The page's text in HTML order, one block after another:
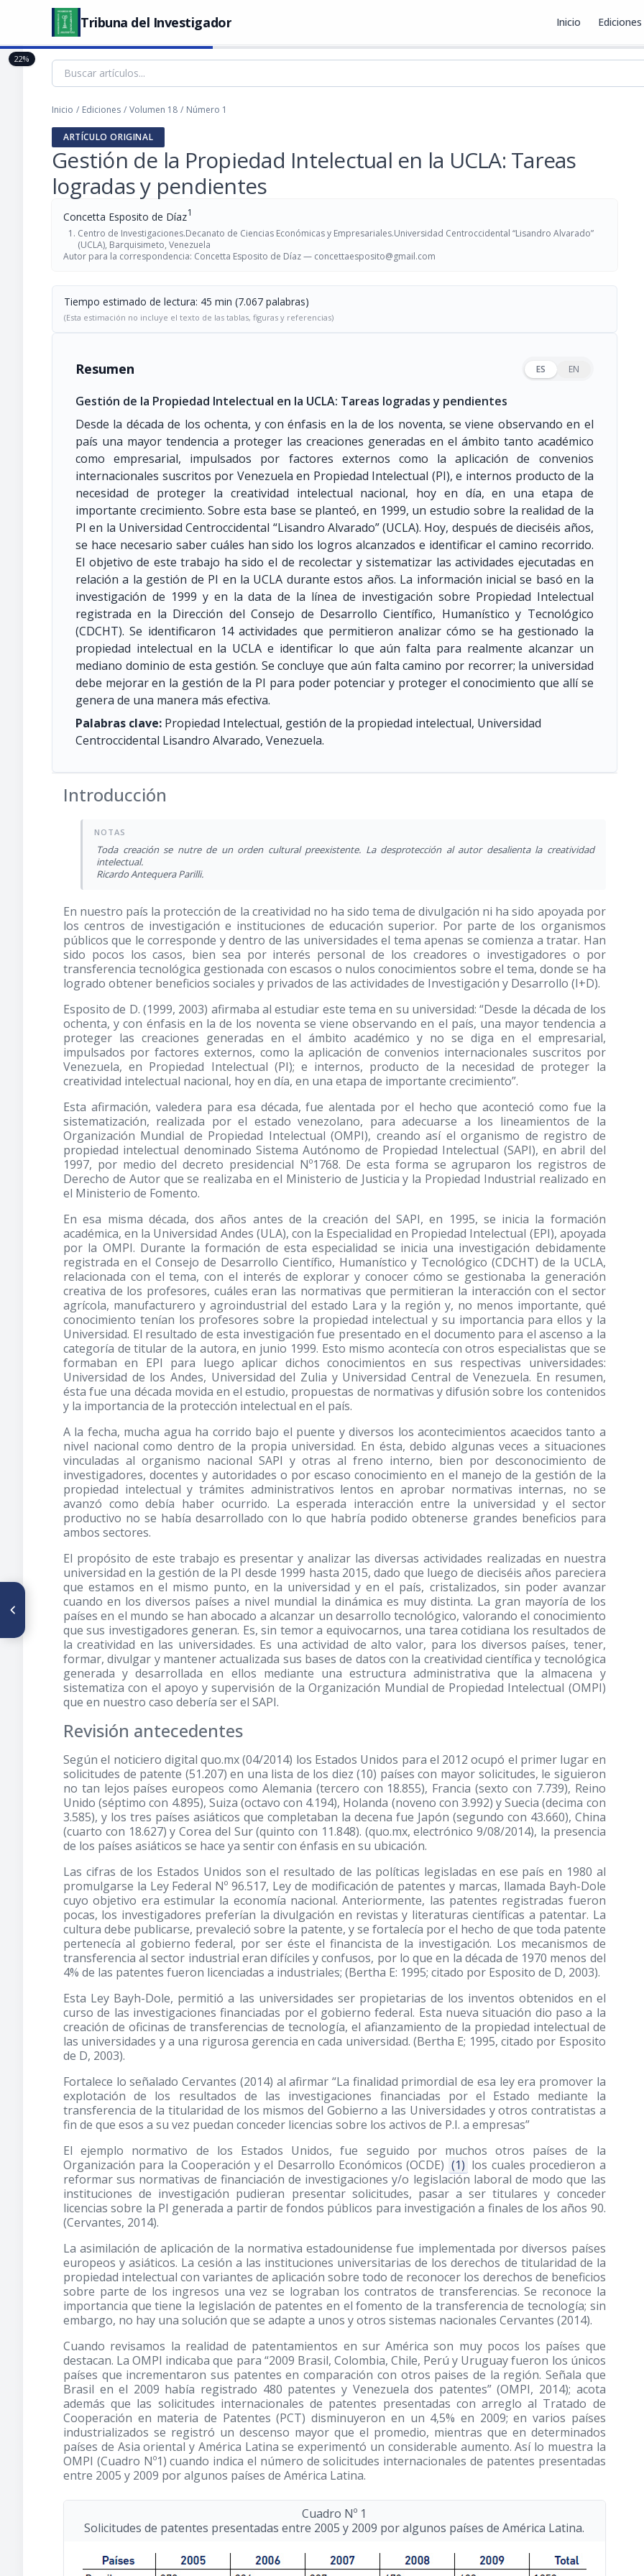
Tribuna del Investigador Inicio Ediciones
Inicio / Ediciones / Volumen 18 / Número 1
ARTÍCULO ORIGINAL
Gestión de la Propiedad Intelectual en la UCLA: Tareas
logradas y pendientes
Concetta Esposito de Díaz1
Centro de Investigaciones.Decanato de Ciencias Económicas y Empresariales.Universidad Centroccidental “Lisandro Alvarado”
(UCLA), Barquisimeto, Venezuela
Autor para la correspondencia: Concetta Esposito de Díaz — concettaesposito@gmail.com
Tiempo estimado de lectura: 45 min (7.067 palabras)
(Esta estimación no incluye el texto de las tablas, figuras y referencias)
Resumen ES EN
Gestión de la Propiedad Intelectual en la UCLA: Tareas logradas y pendientes
Desde la década de los ochenta, y con énfasis en la de los noventa, se viene observando en el
país una mayor tendencia a proteger las creaciones generadas en el ámbito tanto académico
como empresarial, impulsados por factores externos como la aplicación de convenios
internacionales suscritos por Venezuela en Propiedad Intelectual (PI), e internos producto de la
necesidad de proteger la creatividad intelectual nacional, hoy en día, en una etapa de
importante crecimiento. Sobre esta base se planteó, en 1999, un estudio sobre la realidad de la
PI en la Universidad Centroccidental “Lisandro Alvarado” (UCLA). Hoy, después de dieciséis años,
se hace necesario saber cuáles han sido los logros alcanzados e identificar el camino recorrido.
El objetivo de este trabajo ha sido el de recolectar y sistematizar las actividades ejecutadas en
relación a la gestión de PI en la UCLA durante estos años. La información inicial se basó en la
investigación de 1999 y en la data de la línea de investigación sobre Propiedad Intelectual
registrada en la Dirección del Consejo de Desarrollo Científico, Humanístico y Tecnológico
(CDCHT). Se identificaron 14 actividades que permitieron analizar cómo se ha gestionado la
propiedad intelectual en la UCLA e identificar lo que aún falta para realmente alcanzar un
mediano dominio de esta gestión. Se concluye que aún falta camino por recorrer; la universidad
debe mejorar en la gestión de la PI para poder potenciar y proteger el conocimiento que allí se
genera de una manera más efectiva.
Palabras clave: Propiedad Intelectual, gestión de la propiedad intelectual, Universidad
Centroccidental Lisandro Alvarado, Venezuela.
Introducción
Toda creación se nutre de un orden cultural preexistente. La desprotección al autor desalienta la creatividad
intelectual.
Ricardo Antequera Parilli.
En nuestro país la protección de la creatividad no ha sido tema de divulgación ni ha sido apoyada por
los centros de investigación e instituciones de educación superior. Por parte de los organismos
públicos que le corresponde y dentro de las universidades el tema apenas se comienza a tratar. Han
sido pocos los casos, bien sea por interés personal de los creadores o investigadores o por
transferencia tecnológica gestionada con escasos o nulos conocimientos sobre el tema, donde se ha
logrado obtener beneficios sociales y privados de las actividades de Investigación y Desarrollo (I+D).
Esposito de D. (1999, 2003) afirmaba al estudiar este tema en su universidad: “Desde la década de los
ochenta, y con énfasis en la de los noventa se viene observando en el país, una mayor tendencia a
proteger las creaciones generadas en el ámbito académico y no se diga en el empresarial,
impulsados por factores externos, como la aplicación de convenios internacionales suscritos por
Venezuela, en Propiedad Intelectual (PI); e internos, producto de la necesidad de proteger la
creatividad intelectual nacional, hoy en día, en una etapa de importante crecimiento”.
Esta afirmación, valedera para esa década, fue alentada por el hecho que aconteció como fue la
sistematización, realizada por el estado venezolano, para adecuarse a los lineamientos de la
Organización Mundial de Propiedad Intelectual (OMPI), creando así el organismo de registro de
propiedad intelectual denominado Sistema Autónomo de Propiedad Intelectual (SAPI), en abril del
1997, por medio del decreto presidencial Nº1768. De esta forma se agruparon los registros de
Derecho de Autor que se realizaba en el Ministerio de Justicia y la Propiedad Industrial realizado en
el Ministerio de Fomento.
En esa misma década, dos años antes de la creación del SAPI, en 1995, se inicia la formación
académica, en la Universidad Andes (ULA), con la Especialidad en Propiedad Intelectual (EPI), apoyada
por la OMPI. Durante la formación de esta especialidad se inicia una investigación debidamente
registrada en el Consejo de Desarrollo Científico, Humanístico y Tecnológico (CDCHT) de la UCLA,
relacionada con el tema, con el interés de explorar y conocer cómo se gestionaba la generación
creativa de los profesores, cuáles eran las normativas que permitieran la interacción con el sector
agrícola, manufacturero y agroindustrial del estado Lara y la región y, no menos importante, qué
conocimiento tenían los profesores sobre la propiedad intelectual y su importancia para ellos y la
Universidad. El resultado de esta investigación fue presentado en el documento para el ascenso a la
categoría de titular de la autora, en junio 1999. Esto mismo acontecía con otros especialistas que se
formaban en EPI para luego aplicar dichos conocimientos en sus respectivas universidades:
Universidad de los Andes, Universidad del Zulia y Universidad Central de Venezuela. En resumen,
ésta fue una década movida en el estudio, propuestas de normativas y difusión sobre los contenidos
y la importancia de la protección intelectual en el país.
A la fecha, mucha agua ha corrido bajo el puente y diversos los acontecimientos acaecidos tanto a
nivel nacional como dentro de la propia universidad. En ésta, debido algunas veces a situaciones
vinculadas al organismo nacional SAPI y otras al freno interno, bien por desconocimiento de
investigadores, docentes y autoridades o por escaso conocimiento en el manejo de la gestión de la
propiedad intelectual y trámites administrativos lentos en aprobar normativas internas, no se
avanzó como debía haber ocurrido. La esperada interacción entre la universidad y el sector
productivo no se había desarrollado con lo que habría podido obtenerse grandes beneficios para
ambos sectores.
El propósito de este trabajo es presentar y analizar las diversas actividades realizadas en nuestra
universidad en la gestión de la PI desde 1999 hasta 2015, dado que luego de dieciséis años pareciera
que estamos en el mismo punto, en la universidad y en el país, cristalizados, sin poder avanzar
cuando en los diversos países a nivel mundial la dinámica es muy distinta. La gran mayoría de los
países en el mundo se han abocado a alcanzar un desarrollo tecnológico, valorando el conocimiento
que sus investigadores generan. Es, sin temor a equivocarnos, una tarea cotidiana los resultados de
la creatividad en las universidades. Es una actividad de alto valor, para los diversos países, tener,
formar, divulgar y mantener actualizada sus bases de datos con la creatividad científica y tecnológica
generada y desarrollada en ellos mediante una estructura administrativa que la almacena y
sistematiza con el apoyo y supervisión de la Organización Mundial de Propiedad Intelectual (OMPI)
que en nuestro caso debería ser el SAPI.
Revisión antecedentes
Según el noticiero digital quo.mx (04/2014) los Estados Unidos para el 2012 ocupó el primer lugar en
solicitudes de patente (51.207) en una lista de los diez(10) países con mayor solicitudes, le siguieron
no tan lejos países europeos como Alemania (tercero con 18.855), Francia (sexto con 7.739), Reino
Unido (séptimo con 4.895), Suiza (octavo con 4.194), Holanda (noveno con 3.992) y Suecia (decima con
3.585), y los tres países asiáticos que completaban la decena fue Japón (segundo con 43.660), China
(cuarto con 18.627) y Corea del Sur (quinto con 11.848). (quo.mx, electrónico 9/08/2014), la presencia
de los países asiáticos se hace ya sentir con énfasis en su ubicación.
Las cifras de los Estados Unidos son el resultado de las políticas legisladas en ese país en 1980 al
promulgarse la Ley Federal Nº 96.517, Ley de modificación de patentes y marcas, llamada Bayh-Dole
cuyo objetivo era estimular la economía nacional. Anteriormente, las patentes registradas fueron
pocas, los investigadores preferían la divulgación en revistas y literaturas científicas a patentar. La
cultura debe publicarse, prevaleció sobre la patente, y se fortalecía por el hecho de que toda patente
pertenecía al gobierno federal, por ser éste el financista de la investigación. Los mecanismos de
transferencia al sector industrial eran difíciles y confusos, por lo que en la década de 1970 menos del
4% de las patentes fueron licenciadas a industriales; (Bertha E: 1995; citado por Esposito de D, 2003).
Esta Ley Bayh-Dole, permitió a las universidades ser propietarias de los inventos obtenidos en el
curso de las investigaciones financiadas por el gobierno federal. Esta nueva situación dio paso a la
creación de oficinas de transferencias de tecnología, el afianzamiento de la propiedad intelectual de
las universidades y a una rigurosa gerencia en cada universidad. (Bertha E; 1995, citado por Esposito
de D, 2003).
Fortalece lo señalado Cervantes (2014) al afirmar “La finalidad primordial de esa ley era promover la
explotación de los resultados de las investigaciones financiadas por el Estado mediante la
transferencia de la titularidad de los mismos del Gobierno a las Universidades y otros contratistas a
fin de que esos a su vez puedan conceder licencias sobre los activos de P.I. a empresas”
El ejemplo normativo de los Estados Unidos, fue seguido por muchos otros países de la
Organización para la Cooperación y el Desarrollo Económicos (OCDE) (1) los cuales procedieron a
reformar sus normativas de financiación de investigaciones y/o legislación laboral de modo que las
instituciones de investigación pudieran presentar solicitudes, pasar a ser titulares y conceder
licencias sobre la PI generada a partir de fondos públicos para investigación a finales de los años 90.
(Cervantes, 2014).
La asimilación de aplicación de la normativa estadounidense fue implementada por diversos países
europeos y asiáticos. La cesión a las instituciones universitarias de los derechos de titularidad de la
propiedad intelectual con variantes de aplicación sobre todo de reconocer los derechos de beneficios
sobre parte de los ingresos una vez se lograban los contratos de transferencias. Se reconoce la
importancia que tiene la legislación de patentes en el fomento de la transferencia de tecnología; sin
embargo, no hay una solución que se adapte a unos y otros sistemas nacionales Cervantes (2014).
Cuando revisamos la realidad de patentamientos en sur América son muy pocos los países que
destacan. La OMPI indicaba que para “2009 Brasil, Colombia, Chile, Perú y Uruguay fueron los únicos
países que incrementaron sus patentes en comparación con otros paises de la región. Señala que
Brasil en el 2009 había registrado 480 patentes y Venezuela dos patentes” (OMPI, 2014); acota
además que las solicitudes internacionales de patentes presentadas con arreglo al Tratado de
Cooperación en materia de Patentes (PCT) disminuyeron en un 4,5% en 2009; en varios países
industrializados se registró un descenso mayor que el promedio, mientras que en determinados
países de Asia oriental y América Latina se experimentó un considerable aumento. Así lo muestra la
OMPI (Cuadro Nº1) cuando indica el número de solicitudes internacionales de patentes presentadas
entre 2005 y 2009 por algunos países de América Latina.
Cuadro Nº 1
Solicitudes de patentes presentadas entre 2005 y 2009 por algunos países de América Latina.
22%
ARTÍCULO ANTERIOR
Obtención de Derechos de
Propiedad Industrial sobre
indicaciones geográficas en
Venezuela